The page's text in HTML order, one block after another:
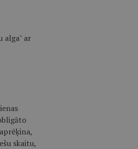
alga" ar
skaitu,